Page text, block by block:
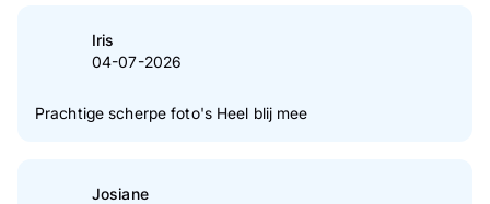
Iris
04-07-2026
Prachtige scherpe foto's Heel blij mee
Josiane